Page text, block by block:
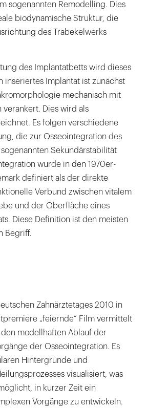
sogenannten Remodelling. Dies
biodynamische Struktur, die
des Trabekelwerks
des Implantatbetts wird dieses
inseriertes Implantat ist zunächst
mechanisch mit
Dies wird als
Es folgen verschiedene
die zur Osseointegration des
Sekundärstabilität
wurde in den 1970er-
definiert als der direkte
Verbund zwischen vitalem
und der Oberfläche eines
Diese Definition ist den meisten
Begriff.
Zahnärztetages 2010 in
„feiernde“ Film vermittelt
modellhaften Ablauf der
der Osseointegration. Es
Hintergründe und
visualisiert, was
in kurzer Zeit ein
Vorgänge zu entwickeln.